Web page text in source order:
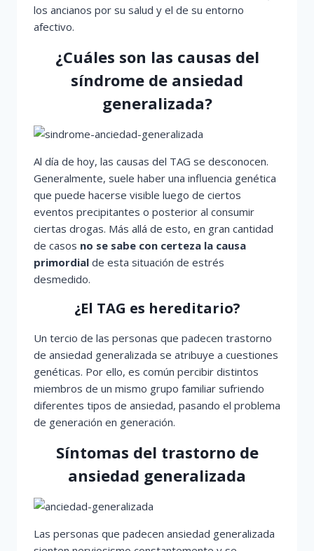
los ancianos por su salud y el de su entorno
afectivo.
¿Cuáles son las causas del
síndrome de ansiedad
generalizada?
Al día de hoy, las causas del TAG se desconocen.
Generalmente, suele haber una influencia genética
que puede hacerse visible luego de ciertos
eventos precipitantes o posterior al consumir
ciertas drogas. Más allá de esto, en gran cantidad
de casos no se sabe con certeza la causa
primordial de esta situación de estrés
desmedido.
¿El TAG es hereditario?
Un tercio de las personas que padecen trastorno
de ansiedad generalizada se atribuye a cuestiones
genéticas. Por ello, es común percibir distintos
miembros de un mismo grupo familiar sufriendo
diferentes tipos de ansiedad, pasando el problema
de generación en generación.
Síntomas del trastorno de
ansiedad generalizada
Las personas que padecen ansiedad generalizada